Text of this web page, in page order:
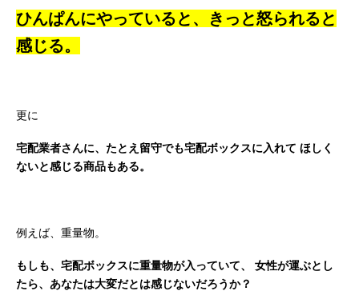
ひんぱんにやっていると、きっと怒られると
感じる。
更に
宅配業者さんに、たとえ留守でも宅配ボックスに入れて ほしく
ないと感じる商品もある。
例えば、重量物。
もしも、宅配ボックスに重量物が入っていて、
女性が運ぶとし
たら、あなたは大変だとは感じないだろうか？